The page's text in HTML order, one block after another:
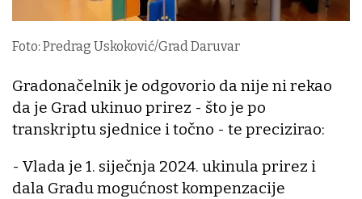
Foto: Predrag Uskoković/Grad Daruvar
Gradonačelnik je odgovorio da nije ni rekao
da je Grad ukinuo prirez - što je po
transkriptu sjednice i točno - te precizirao:
- Vlada je 1. siječnja 2024. ukinula prirez i
dala Gradu mogućnost kompenzacije